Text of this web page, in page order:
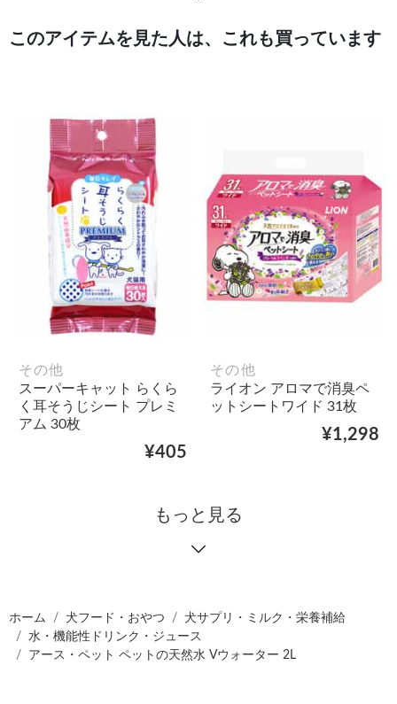
このアイテムを見た人は、これも買っています
その他
スーパーキャット らくら
く耳そうじシート プレミ
アム 30枚
¥405
その他
ライオン アロマで消臭ペ
ットシートワイド 31枚
¥1,298
もっと見る
ホーム 犬フード・おやつ
犬サプリ・ミルク・栄養補給
水・機能性ドリンク・ジュース
アース・ペット ペットの天然水 Vウォーター 2L